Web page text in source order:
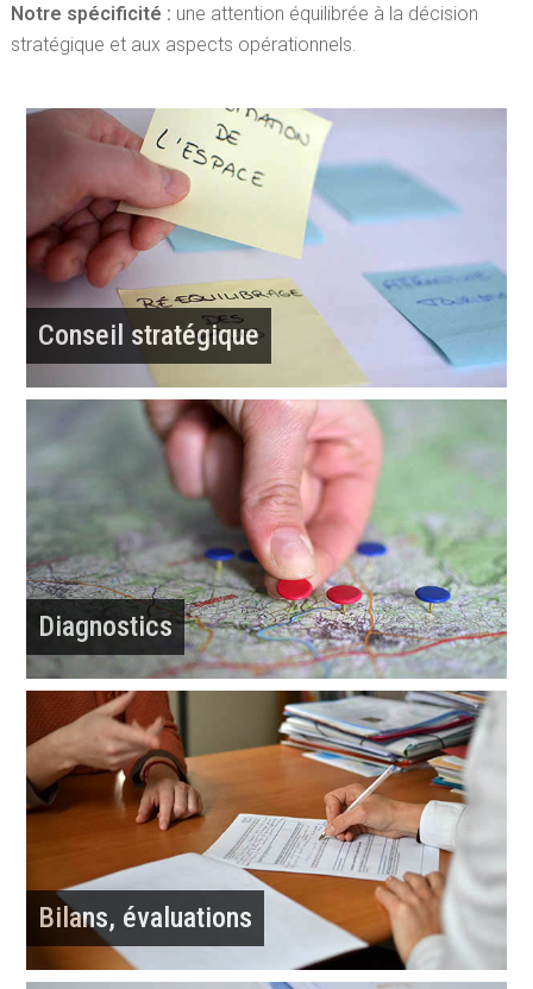
Notre spécificité : une attention équilibrée à la décision
stratégique et aux aspects opérationnels.
Conseil stratégique
Diagnostics
Bilans, évaluations